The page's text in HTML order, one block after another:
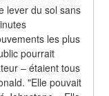
lever du sol sans
les plus
pourrait
– étaient tous
"Elle pouvait